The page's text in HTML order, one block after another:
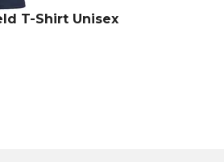
T-Shirt Unisex